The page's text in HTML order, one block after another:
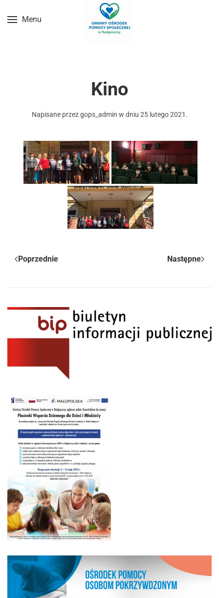
Przejdź do treści głównej
Menu
Kino
Napisane przezgops_admin w dniu 25 lutego 2021 .
Poprzednie Następne